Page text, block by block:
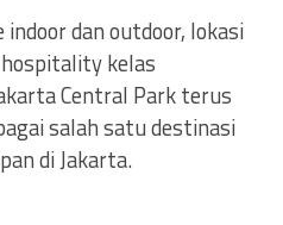
dan outdoor, lokasi
kelas
Central Park terus
salah satu destinasi
di Jakarta.